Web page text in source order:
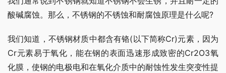
酸碱腐蚀。那么，不锈钢的不锈蚀和耐腐蚀原理是什么呢?
我们知道，不锈钢材质中都含有铬(以下简称Cr)元素，因为
Cr元素易于氧化，能在钢的表面迅速形成致密的Cr2O3氧
化膜，使钢的电极电和在氧化介质中的耐蚀性发生突变性提